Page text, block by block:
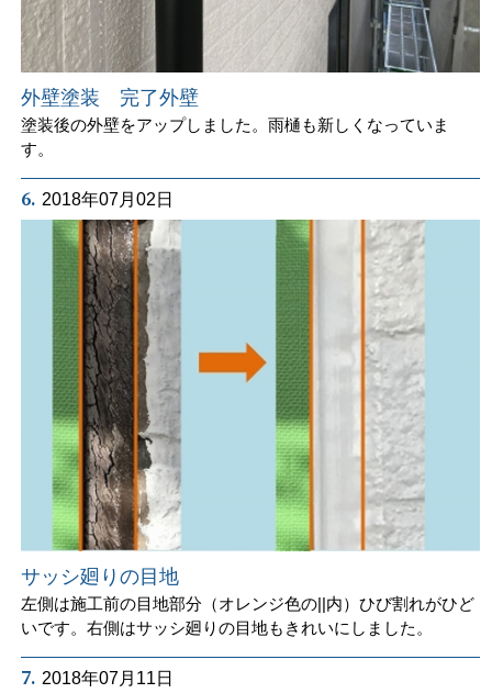
外壁塗装 完了外壁
塗装後の外壁をアップしました。雨樋も新しくなっていま
す。
6. 2018年07月02日
サッシ廻りの目地
左側は施工前の目地部分（オレンジ色の||内）ひび割れがひど
いです。右側はサッシ廻りの目地もきれいにしました。
7. 2018年07月11日